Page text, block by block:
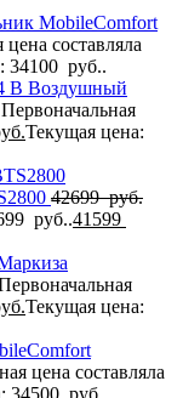
MobileComfort
составляла
34100 руб..
Воздушный
Первоначальная
Текущая цена:
42699руб.
руб..41599
Текущая цена:
цена составляла
34500 руб..